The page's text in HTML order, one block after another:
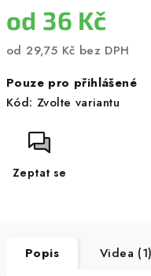
od 36 Kč
od29,75 Kč bez DPH
cena:
Pouze pro přihlášené
Kód: Zvolte variantu
Zeptat se
Popis Videa (1)